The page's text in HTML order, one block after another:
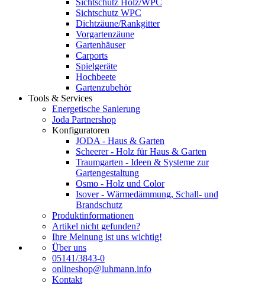
Sichtschutz Holz/WPC
Sichtschutz WPC
Dichtzäune/Rankgitter
Vorgartenzäune
Gartenhäuser
Carports
Spielgeräte
Hochbeete
Gartenzubehör
Tools & Services
Energetische Sanierung
Joda Partnershop
Konfiguratoren
JODA - Haus & Garten
Scheerer - Holz für Haus & Garten
Traumgarten - Ideen & Systeme zur
Gartengestaltung
Osmo - Holz und Color
Isover - Wärmedämmung, Schall- und
Brandschutz
Produktinformationen
Artikel nicht gefunden?
Ihre Meinung ist uns wichtig!
Über uns
05141/3843-0
onlineshop@luhmann.info
Kontakt